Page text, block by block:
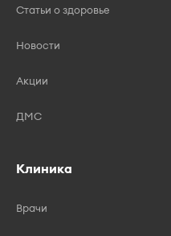
Статьи о здоровье
Новости
Акции
ДМС
Клиника
Врачи